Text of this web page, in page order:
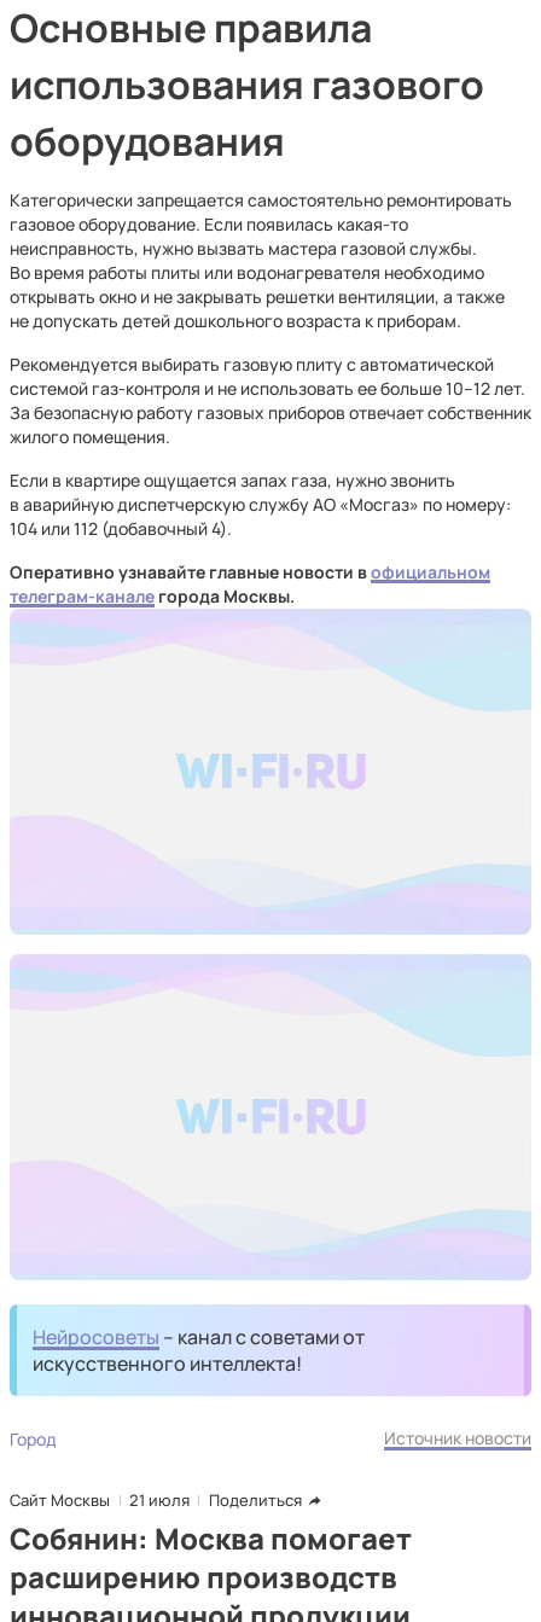
Основные правила
использования газового
оборудования
Категорически запрещается самостоятельно ремонтировать
газовое оборудование. Если появилась какая-то
неисправность, нужно вызвать мастера газовой службы.
Во время работы плиты или водонагревателя необходимо
открывать окно и не закрывать решетки вентиляции, а также
не допускать детей дошкольного возраста к приборам.
Рекомендуется выбирать газовую плиту с автоматической
системой газ-контроля и не использовать ее больше 10–12 лет.
За безопасную работу газовых приборов отвечает собственник
жилого помещения.
Если в квартире ощущается запах газа, нужно звонить
в аварийную диспетчерскую службу АО «Мосгаз» по номеру:
104 или 112 (добавочный 4).
Оперативно узнавайте главные новости вофициальном
телеграм-канале города Москвы.
Нейросоветы – канал с советами от
искусственного интеллекта!
Город Источник новости
Сайт Москвы 21 июля Поделиться
Собянин: Москва помогает
расширению производств